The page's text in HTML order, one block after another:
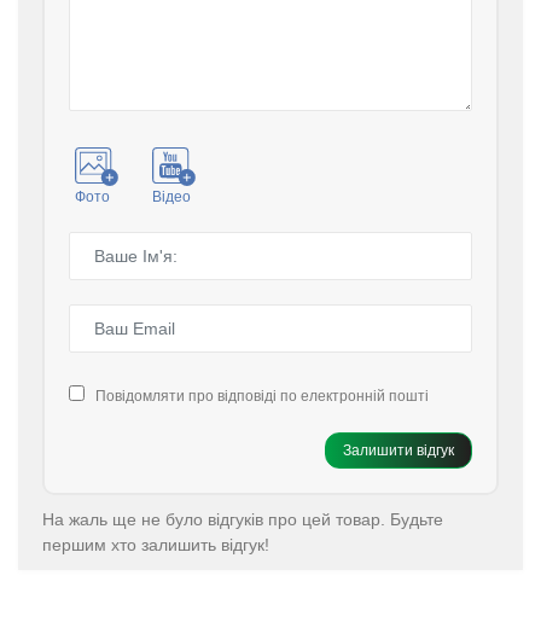
Фото Відео
Повідомляти про відповіді по електронній пошті
Залишити відгук
На жаль ще не було відгуків про цей товар. Будьте
першим хто залишить відгук!